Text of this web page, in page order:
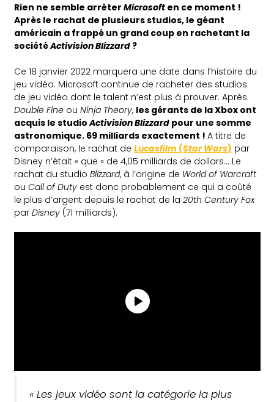
Rien ne semble arrêterMicrosoft en ce moment !
Après le rachat de plusieurs studios, le géant
américain a frappé un grand coup en rachetant la
sociétéActivision Blizzard ?
Ce 18 janvier 2022 marquera une date dans l’histoire du
jeu vidéo. Microsoft continue de racheter des studios
de jeu vidéo dont le talent n’est plus à prouver. Après
Double Fine ouNinja Theory, les gérants de la Xbox ont
acquis le studioActivision Blizzard pour une somme
astronomique. 69 milliards exactement !A titre de
comparaison, le rachat deLucasfilm (Star Wars) par
Disney n’était « que » de 4,05 milliards de dollars… Le
rachat du studioBlizzard, à l’origine de World of Warcraft
ouCall of Duty est donc probablement ce qui a coûté
le plus d’argent depuis le rachat de la20th Century Fox
parDisney (71 milliards).
« Les jeux vidéo sont la catégorie la plus